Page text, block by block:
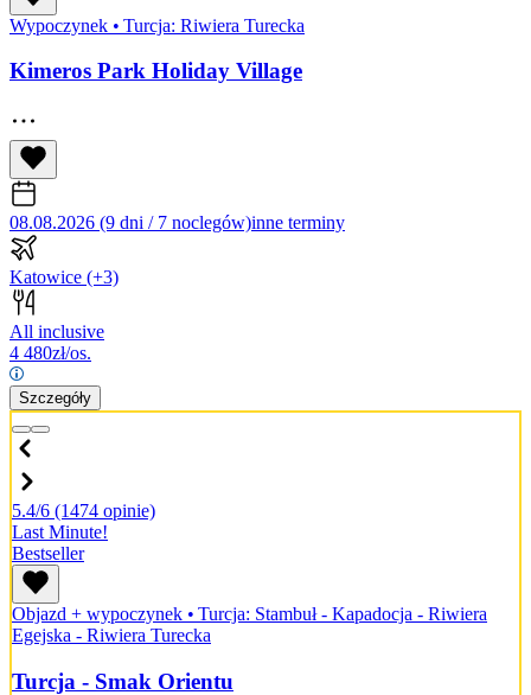
Wypoczynek • Turcja: Riwiera Turecka
Kimeros Park Holiday Village
08.08.2026 (9 dni / 7 noclegów)inne terminy
Katowice (+3)
All inclusive
4 480zł/os.
Szczegóły
5.4/6 (1474 opinie)
Last Minute!
Bestseller
Objazd + wypoczynek • Turcja: Stambuł - Kapadocja - Riwiera
Egejska - Riwiera Turecka
Turcja - Smak Orientu